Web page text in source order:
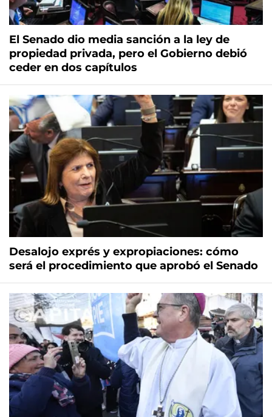
El Senado dio media sanción a la ley de
propiedad privada, pero el Gobierno debió
ceder en dos capítulos
Desalojo exprés y expropiaciones: cómo
será el procedimiento que aprobó el Senado